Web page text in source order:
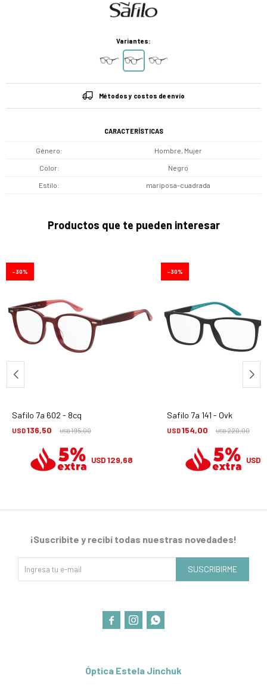
Variantes:
Métodos y costos de envío
CARACTERÍSTICAS
Género Hombre, Mujer
Color Negro
Estilo mariposa-cuadrada
Productos que te pueden interesar
Safilo 7a 602 - 8cq
USD136,50 USD195,00
30
USD 129,68
Safilo 7a 141 - Ovk
USD154,00 USD220,00
30
USD
Óptica Estela Jinchuk
¡Suscribite y recibí todas nuestras novedades!
SUSCRIBIRME
  